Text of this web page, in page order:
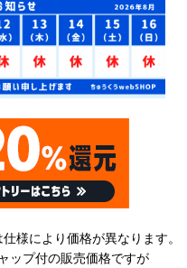
様により価格が異なります。
ップ付の販売価格ですが